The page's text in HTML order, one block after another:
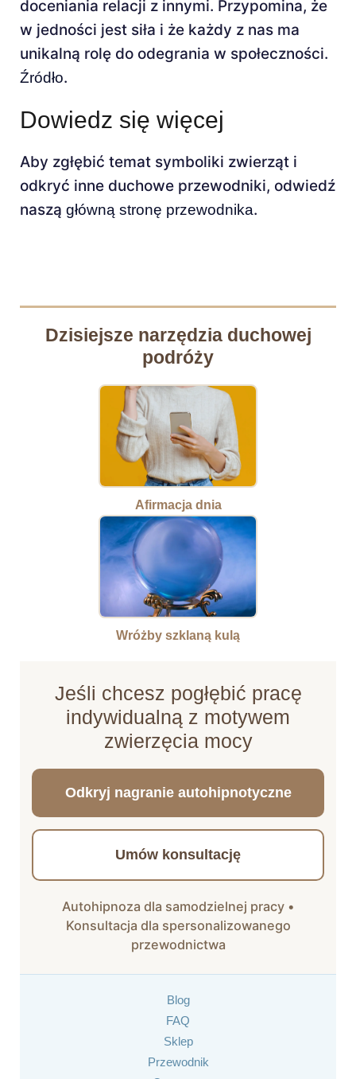
doceniania relacji z innymi. Przypomina, że
w jedności jest siła i że każdy z nas ma
unikalną rolę do odegrania w społeczności.
Źródło.
Dowiedz się więcej
Aby zgłębić temat symboliki zwierząt i
odkryć inne duchowe przewodniki, odwiedź
naszą główną stronę przewodnika.
Dzisiejsze narzędzia duchowej
podróży
Afirmacja dnia
Wróżby szklaną kulą
Jeśli chcesz pogłębić pracę
indywidualną z motywem
zwierzęcia mocy
Odkryj nagranie autohipnotyczne
Umów konsultację
Autohipnoza dla samodzielnej pracy •
Konsultacja dla spersonalizowanego
przewodnictwa
Blog
FAQ
Sklep
Przewodnik